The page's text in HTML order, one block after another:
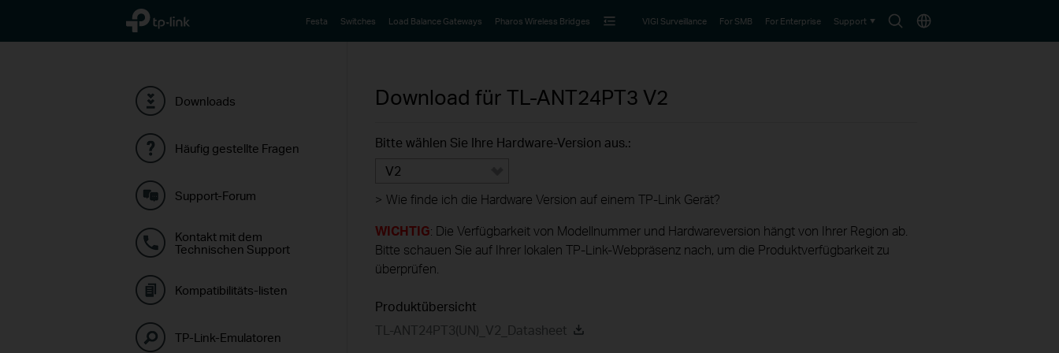
TP-Link, Reliably Smart
SearchChoose
Festa Switches Load Balance Gateways Pharos Wireless Bridges VIGI Surveillance For SMB For Enterprise Support
Downloads
Häufig gestellte Fragen
Support-Forum
Kontakt mit dem
Technischen Support
Kompatibilitäts-listen
TP-Link-Emulatoren
Download für TL-ANT24PT3 V2
Bitte wählen Sie Ihre Hardware-Version aus.:
V2
> Wie finde ich die Hardware Version auf einem TP-Link Gerät?
WICHTIG: Die Verfügbarkeit von Modellnummer und Hardwareversion hängt von Ihrer Region ab.
Bitte schauen Sie auf Ihrer lokalen TP-Link-Webpräsenz nach, um die Produktverfügbarkeit zu
überprüfen.
Produktübersicht
TL-ANT24PT3(UN)_V2_Datasheet